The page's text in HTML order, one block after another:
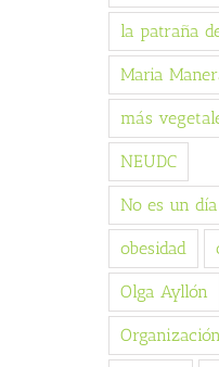
la patraña
Maria
más
NEUDC
No es un
obesidad
Olga Ayllón